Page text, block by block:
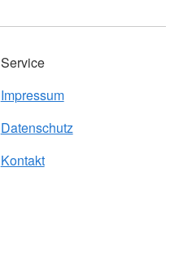
Service
Impressum
Datenschutz
Kontakt